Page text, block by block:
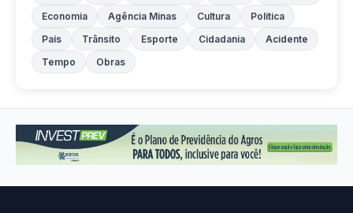
Economia
Agência Minas Cultura
Política
País
Trânsito Esporte Cidadania
Acidente
Tempo
Obras